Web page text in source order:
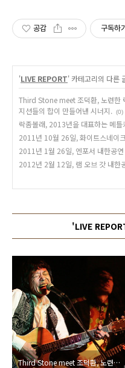
공감 구독하기
'LIVE REPORT' 카테고리의 다른
Third Stone meet 조덕환, 노련한
지션들의 합이 만들어낸 시너지.
(0)
락좀볼래, 2013년을 대표하는 메
2011년 10월 26일, 화이트스네이
2011년 1월 26일, 엔포서 내한공연
2012년 2월 12일, 램 오브 갓 내한
'LIVE
Third Stone meet 조덕환, 노련한 락커와 현재 가장 ‘핫’한 뮤지션들의 합이 만들어낸 시너지.